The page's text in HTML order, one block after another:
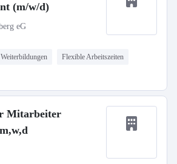
(m/w/d)
eG
Weiterbildungen Flexible Arbeitszeiten
Mitarbeiter